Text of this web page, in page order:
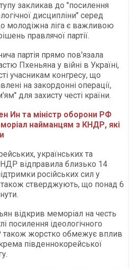
закликав до "посилення
дисципліни" серед
молодіжна ліга є важливою
правлячої партії.
партія прямо пов'язала
Пхеньяна у війні в Україні,
учасникам конгресу, що
на закордонні операції,
для захисту честі країни.
Ин та міністр оборони РФ
найманцям з КНДР, які
українських та
відправила близько 14
російських сил у
також стверджують, що понад 6
відкрив меморіал на честь
посилення ідеологічного
жорстко обмежує вплив
південнокорейської